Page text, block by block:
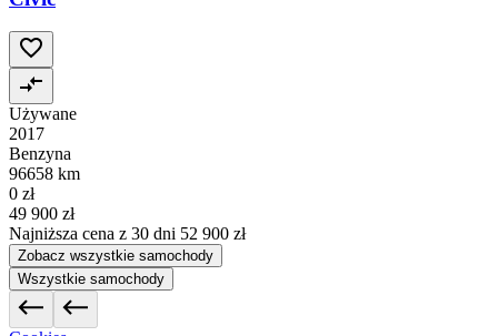
Używane
2017
Benzyna
96658 km
0 zł
49 900 zł
Najniższa cena z 30 dni 52 900 zł
Zobacz wszystkie samochody
Wszystkie samochody